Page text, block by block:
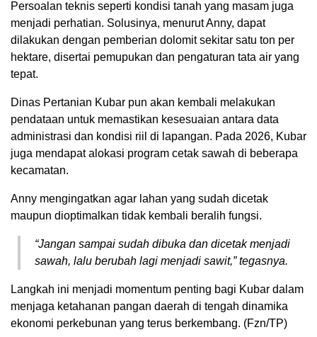
Persoalan teknis seperti kondisi tanah yang masam juga
menjadi perhatian. Solusinya, menurut Anny, dapat
dilakukan dengan pemberian dolomit sekitar satu ton per
hektare, disertai pemupukan dan pengaturan tata air yang
tepat.
Dinas Pertanian Kubar pun akan kembali melakukan
pendataan untuk memastikan kesesuaian antara data
administrasi dan kondisi riil di lapangan. Pada 2026, Kubar
juga mendapat alokasi program cetak sawah di beberapa
kecamatan.
Anny mengingatkan agar lahan yang sudah dicetak
maupun dioptimalkan tidak kembali beralih fungsi.
“Jangan sampai sudah dibuka dan dicetak menjadi
sawah, lalu berubah lagi menjadi sawit,” tegasnya.
Langkah ini menjadi momentum penting bagi Kubar dalam
menjaga ketahanan pangan daerah di tengah dinamika
ekonomi perkebunan yang terus berkembang. (Fzn/TP)